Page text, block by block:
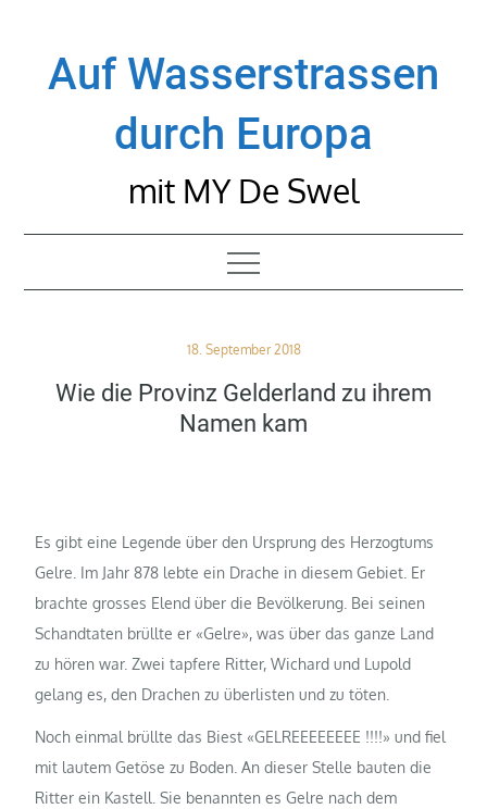
contentAuf Wasserstrassen
durch Europa
mit MY De Swel
Posted
18. September 2018
Wie die Provinz Gelderland zu ihrem
Namen kam
Es gibt eine Legende über den Ursprung des Herzogtums
Gelre. Im Jahr 878 lebte ein Drache in diesem Gebiet. Er
brachte grosses Elend über die Bevölkerung. Bei seinen
Schandtaten brüllte er «Gelre», was über das ganze Land
zu hören war. Zwei tapfere Ritter, Wichard und Lupold
gelang es, den Drachen zu überlisten und zu töten.
Noch einmal brüllte das Biest «GELREEEEEEEE !!!!» und fiel
mit lautem Getöse zu Boden. An dieser Stelle bauten die
Ritter ein Kastell. Sie benannten es Gelre nach dem